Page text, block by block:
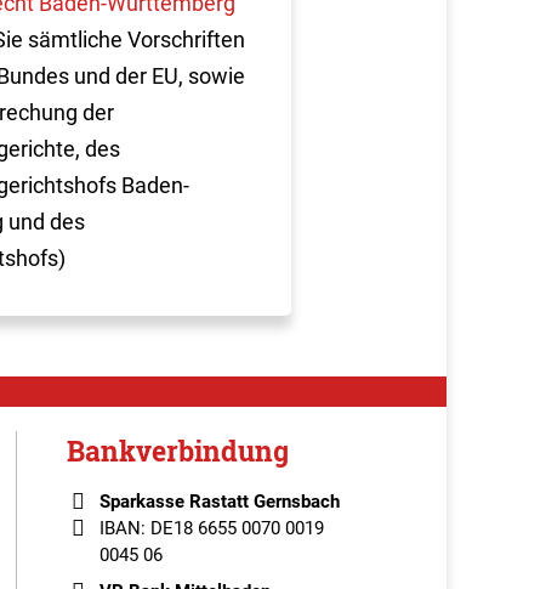
sämtliche Vorschriften
und der EU, sowie
der
des
Baden-
und des
Bankverbindung
Sparkasse Rastatt Gernsbach
IBAN: DE18 6655 0070 0019
0045 06